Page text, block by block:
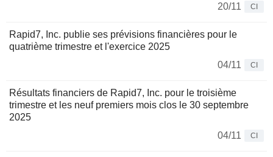
20/11
CI
Rapid7, Inc. publie ses prévisions financières pour le
quatrième trimestre et l'exercice 2025
04/11
CI
Résultats financiers de Rapid7, Inc. pour le troisième
trimestre et les neuf premiers mois clos le 30 septembre
2025
04/11
CI